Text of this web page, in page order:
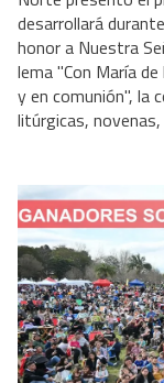
desarrollará
honor a Nuestra
lema "Con María
y en comunión", la
litúrgicas,